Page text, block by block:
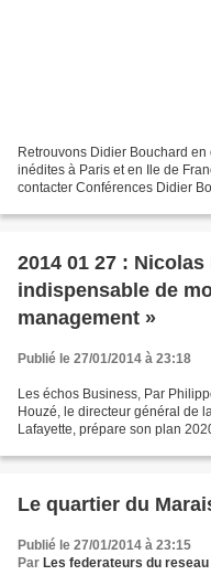
Retrouvons Didier Bouchard
inédites à Paris et en Ile de
contacter Conférences Didier
2014 01 27 :
indispensable de
management »
Publié le 27/01/2014 à 23:18
Les échos Business, Par
Houzé, le directeur général de
Lafayette, prépare son plan
Le quartier du
Publié le 27/01/2014 à 23:15
Par Les federateurs du